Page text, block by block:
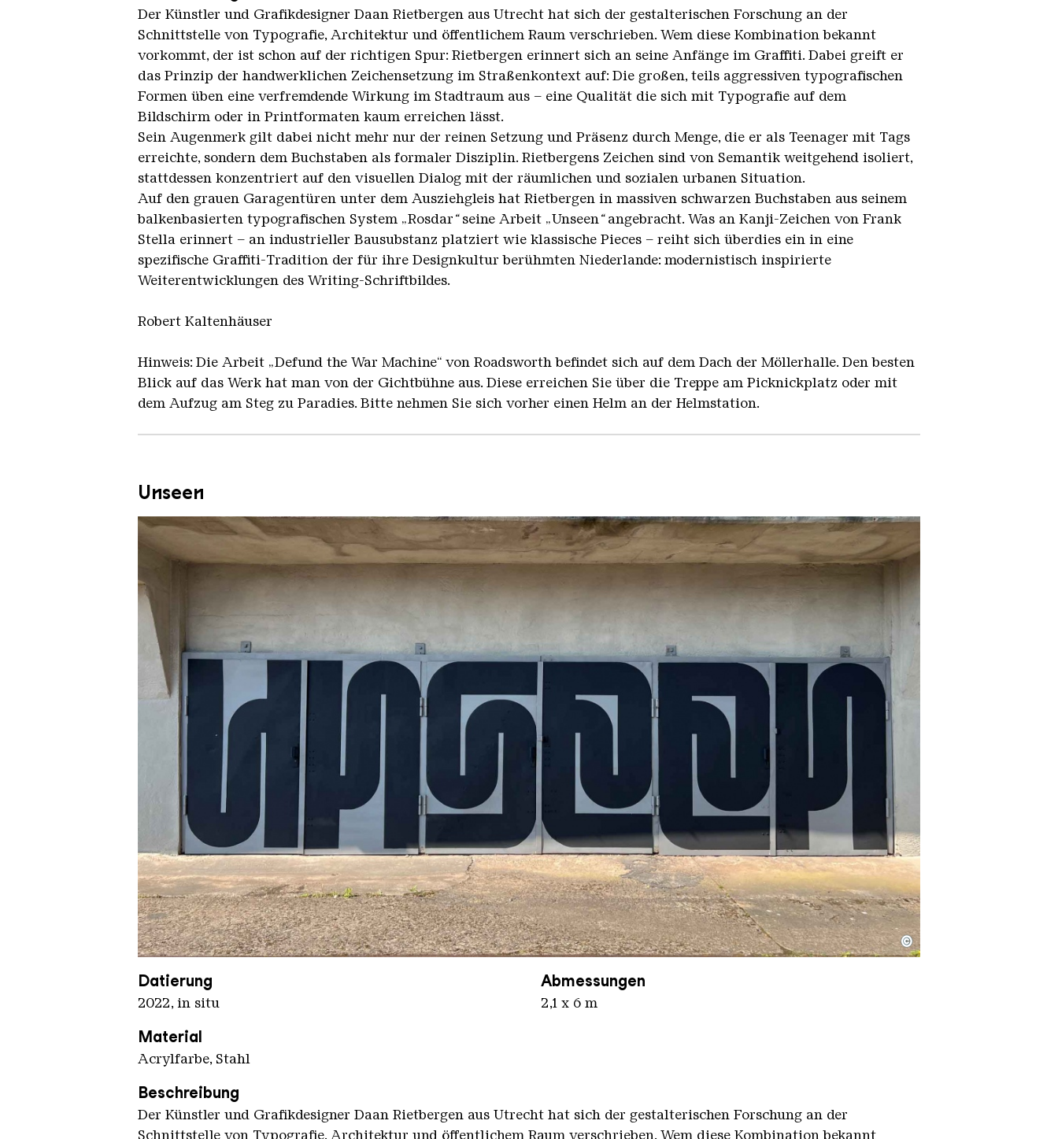
Der Künstler und Grafikdesigner Daan Rietbergen aus Utrecht hat sich der gestalterischen Forschung an der
Schnittstelle von Typografie, Architektur und öffentlichem Raum verschrieben. Wem diese Kombination bekannt
vorkommt, der ist schon auf der richtigen Spur: Rietbergen erinnert sich an seine Anfänge im Graffiti. Dabei greift er
das Prinzip der handwerklichen Zeichensetzung im Straßenkontext auf: Die großen, teils aggressiven typografischen
Formen üben eine verfremdende Wirkung im Stadtraum aus – eine Qualität die sich mit Typografie auf dem
Bildschirm oder in Printformaten kaum erreichen lässt.
Sein Augenmerk gilt dabei nicht mehr nur der reinen Setzung und Präsenz durch Menge, die er als Teenager mit Tags
erreichte, sondern dem Buchstaben als formaler Disziplin. Rietbergens Zeichen sind von Semantik weitgehend isoliert,
stattdessen konzentriert auf den visuellen Dialog mit der räumlichen und sozialen urbanen Situation.
Auf den grauen Garagentüren unter dem Ausziehgleis hat Rietbergen in massiven schwarzen Buchstaben aus seinem
balkenbasierten typografischen System „Rosdar “seine Arbeit „Unseen “angebracht. Was an Kanji-Zeichen von Frank
Stella erinnert – an industrieller Bausubstanz platziert wie klassische Pieces – reiht sich überdies ein in eine
spezifische Graffiti-Tradition der für ihre Designkultur berühmten Niederlande: modernistisch inspirierte
Weiterentwicklungen des Writing-Schriftbildes.
Robert Kaltenhäuser
Hinweis: Die Arbeit „Defund the War Machine“ von Roadsworth befindet sich auf dem Dach der Möllerhalle. Den besten
Blick auf das Werk hat man von der Gichtbühne aus. Diese erreichen Sie über die Treppe am Picknickplatz oder mit
dem Aufzug am Steg zu Paradies. Bitte nehmen Sie sich vorher einen Helm an der Helmstation.
Unseen
Rietbergen Daan Unseen
Copyright: Weltkulturerbe Völklinger Hütte / Jeanette Dittmar
©
Datierung
2022, in situ
Abmessungen
2,1 x 6 m
Material
Acrylfarbe, Stahl
Beschreibung
Der Künstler und Grafikdesigner Daan Rietbergen aus Utrecht hat sich der gestalterischen Forschung an der
Schnittstelle von Typografie, Architektur und öffentlichem Raum verschrieben. Wem diese Kombination bekannt